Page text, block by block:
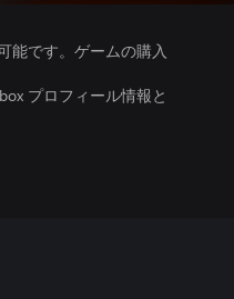
能です。ゲームの購入
プロフィール情報と